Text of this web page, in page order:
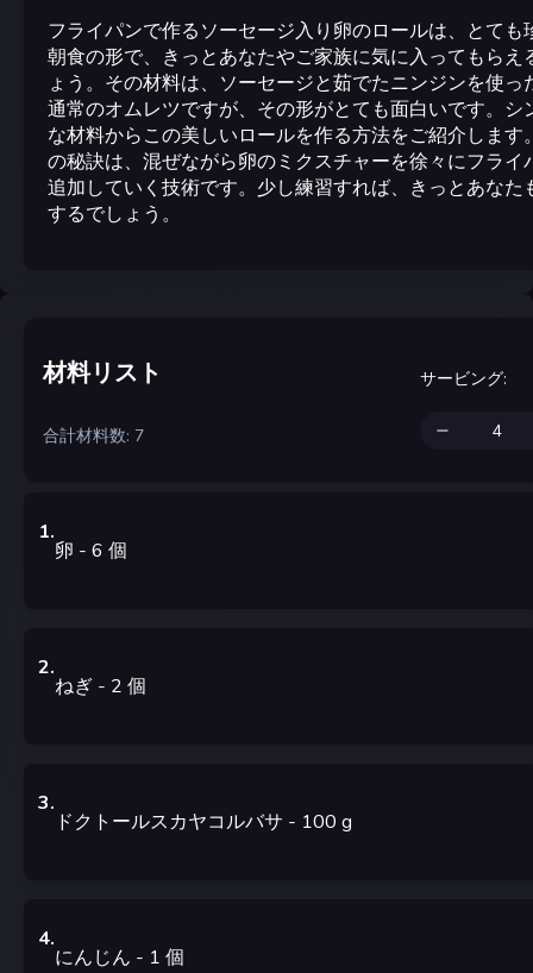
フライパンで作るソーセージ入り卵のロールは、とても
朝食の形で、きっとあなたやご家族に気に入ってもらえ
ょう。その材料は、ソーセージと茹でたニンジンを使っ
通常のオムレツですが、その形がとても面白いです。シ
な材料からこの美しいロールを作る方法をご紹介します
の秘訣は、混ぜながら卵のミクスチャーを徐々にフライ
追加していく技術です。少し練習すれば、きっとあなた
するでしょう。
材料リスト
合計材料数: 7
サービング:
1.
卵 - 6 個
2.
ねぎ - 2 個
3.
ドクトールスカヤコルバサ - 100 g
4.
にんじん - 1 個